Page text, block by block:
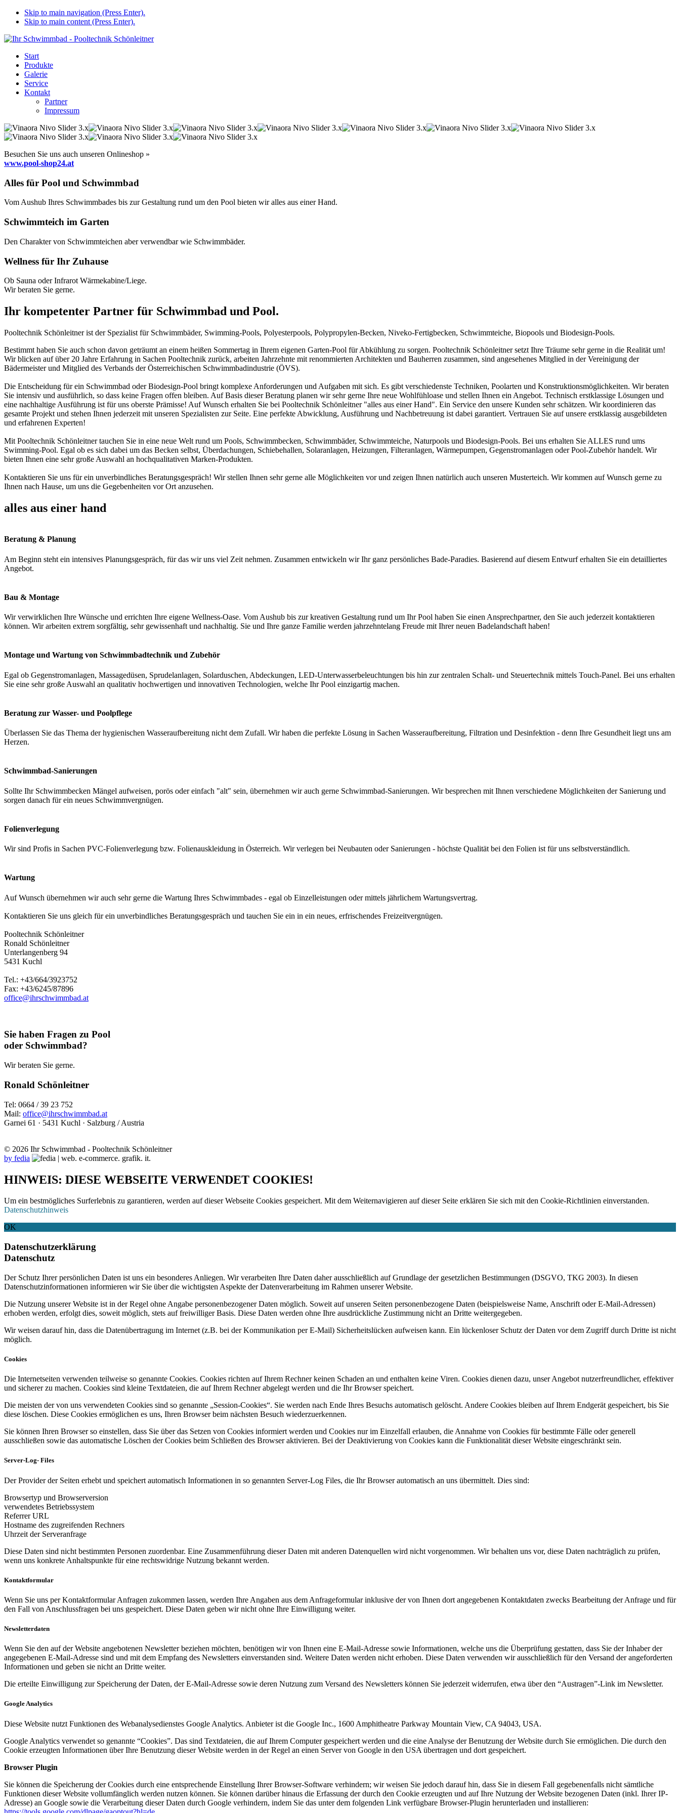
Skip to main navigation (Press Enter).
Skip to main content (Press Enter).
Start
Produkte
Galerie
Service
Kontakt
Partner
Impressum
Besuchen Sie uns auch unseren Onlineshop »
www.pool-shop24.at
Alles für Pool und Schwimmbad
Vom Aushub Ihres Schwimmbades bis zur Gestaltung rund um den Pool bieten wir alles aus einer Hand.
Schwimmteich im Garten
Den Charakter von Schwimmteichen aber verwendbar wie Schwimmbäder.
Wellness für Ihr Zuhause
Ob Sauna oder Infrarot Wärmekabine/Liege.
Wir beraten Sie gerne.
Ihr kompetenter Partner für Schwimmbad und Pool.
Pooltechnik Schönleitner ist der Spezialist für Schwimmbäder, Swimming-Pools, Polyesterpools, Polypropylen-Becken, Niveko-Fertigbecken, Schwimmteiche, Biopools und Biodesign-Pools.
Bestimmt haben Sie auch schon davon geträumt an einem heißen Sommertag in Ihrem eigenen Garten-Pool für Abkühlung zu sorgen. Pooltechnik Schönleitner setzt Ihre Träume sehr gerne in die Realität um!
Wir blicken auf über 20 Jahre Erfahrung in Sachen Pooltechnik zurück, arbeiten Jahrzehnte mit renommierten Architekten und Bauherren zusammen, sind angesehenes Mitglied in der Vereinigung der
Bädermeister und Mitglied des Verbands der Österreichischen Schwimmbadindustrie (ÖVS).
Die Entscheidung für ein Schwimmbad oder Biodesign-Pool bringt komplexe Anforderungen und Aufgaben mit sich. Es gibt verschiedenste Techniken, Poolarten und Konstruktionsmöglichkeiten. Wir beraten
Sie intensiv und ausführlich, so dass keine Fragen offen bleiben. Auf Basis dieser Beratung planen wir sehr gerne Ihre neue Wohlfühloase und stellen Ihnen ein Angebot. Technisch erstklassige Lösungen und
eine nachhaltige Ausführung ist für uns oberste Prämisse! Auf Wunsch erhalten Sie bei Pooltechnik Schönleitner "alles aus einer Hand". Ein Service den unsere Kunden sehr schätzen. Wir koordinieren das
gesamte Projekt und stehen Ihnen jederzeit mit unseren Spezialisten zur Seite. Eine perfekte Abwicklung, Ausführung und Nachbetreuung ist dabei garantiert. Vertrauen Sie auf unsere erstklassig ausgebildeten
und erfahrenen Experten!
Mit Pooltechnik Schönleitner tauchen Sie in eine neue Welt rund um Pools, Schwimmbecken, Schwimmbäder, Schwimmteiche, Naturpools und Biodesign-Pools. Bei uns erhalten Sie ALLES rund ums
Swimming-Pool. Egal ob es sich dabei um das Becken selbst, Überdachungen, Schiebehallen, Solaranlagen, Heizungen, Filteranlagen, Wärmepumpen, Gegenstromanlagen oder Pool-Zubehör handelt. Wir
bieten Ihnen eine sehr große Auswahl an hochqualitativen Marken-Produkten.
Kontaktieren Sie uns für ein unverbindliches Beratungsgespräch! Wir stellen Ihnen sehr gerne alle Möglichkeiten vor und zeigen Ihnen natürlich auch unseren Musterteich. Wir kommen auf Wunsch gerne zu
Ihnen nach Hause, um uns die Gegebenheiten vor Ort anzusehen.
alles aus einer hand
Beratung & Planung
Am Beginn steht ein intensives Planungsgespräch, für das wir uns viel Zeit nehmen. Zusammen entwickeln wir Ihr ganz persönliches Bade-Paradies. Basierend auf diesem Entwurf erhalten Sie ein detailliertes
Angebot.
Bau & Montage
Wir verwirklichen Ihre Wünsche und errichten Ihre eigene Wellness-Oase. Vom Aushub bis zur kreativen Gestaltung rund um Ihr Pool haben Sie einen Ansprechpartner, den Sie auch jederzeit kontaktieren
können. Wir arbeiten extrem sorgfältig, sehr gewissenhaft und nachhaltig. Sie und Ihre ganze Familie werden jahrzehntelang Freude mit Ihrer neuen Badelandschaft haben!
Montage und Wartung von Schwimmbadtechnik und Zubehör
Egal ob Gegenstromanlagen, Massagedüsen, Sprudelanlagen, Solarduschen, Abdeckungen, LED-Unterwasserbeleuchtungen bis hin zur zentralen Schalt- und Steuertechnik mittels Touch-Panel. Bei uns erhalten
Sie eine sehr große Auswahl an qualitativ hochwertigen und innovativen Technologien, welche Ihr Pool einzigartig machen.
Beratung zur Wasser- und Poolpflege
Überlassen Sie das Thema der hygienischen Wasseraufbereitung nicht dem Zufall. Wir haben die perfekte Lösung in Sachen Wasseraufbereitung, Filtration und Desinfektion - denn Ihre Gesundheit liegt uns am
Herzen.
Schwimmbad-Sanierungen
Sollte Ihr Schwimmbecken Mängel aufweisen, porös oder einfach "alt" sein, übernehmen wir auch gerne Schwimmbad-Sanierungen. Wir besprechen mit Ihnen verschiedene Möglichkeiten der Sanierung und
sorgen danach für ein neues Schwimmvergnügen.
Folienverlegung
Wir sind Profis in Sachen PVC-Folienverlegung bzw. Folienauskleidung in Österreich. Wir verlegen bei Neubauten oder Sanierungen - höchste Qualität bei den Folien ist für uns selbstverständlich.
Wartung
Auf Wunsch übernehmen wir auch sehr gerne die Wartung Ihres Schwimmbades - egal ob Einzelleistungen oder mittels jährlichem Wartungsvertrag.
Kontaktieren Sie uns gleich für ein unverbindliches Beratungsgespräch und tauchen Sie ein in ein neues, erfrischendes Freizeitvergnügen.
Pooltechnik Schönleitner
Ronald Schönleitner
Unterlangenberg 94
5431 Kuchl
Tel.: +43/664/3923752
Fax: +43/6245/87896
office@ihrschwimmbad.at
Sie haben Fragen zu Pool
oder Schwimmbad?
Wir beraten Sie gerne.
Ronald Schönleitner
Tel: 0664 / 39 23 752
Mail: office@ihrschwimmbad.at
Garnei 61 · 5431 Kuchl · Salzburg / Austria
© 2026 Ihr Schwimmbad - Pooltechnik Schönleitner
by fedia
HINWEIS: DIESE WEBSEITE VERWENDET COOKIES!
Um ein bestmögliches Surferlebnis zu garantieren, werden auf dieser Webseite Cookies gespeichert. Mit dem Weiternavigieren auf dieser Seite erklären Sie sich mit den Cookie-Richtlinien einverstanden.
Datenschutzhinweis
OK
Datenschutzerklärung
Datenschutz
Der Schutz Ihrer persönlichen Daten ist uns ein besonderes Anliegen. Wir verarbeiten Ihre Daten daher ausschließlich auf Grundlage der gesetzlichen Bestimmungen (DSGVO, TKG 2003). In diesen
Datenschutzinformationen informieren wir Sie über die wichtigsten Aspekte der Datenverarbeitung im Rahmen unserer Website.
Die Nutzung unserer Website ist in der Regel ohne Angabe personenbezogener Daten möglich. Soweit auf unseren Seiten personenbezogene Daten (beispielsweise Name, Anschrift oder E-Mail-Adressen)
erhoben werden, erfolgt dies, soweit möglich, stets auf freiwilliger Basis. Diese Daten werden ohne Ihre ausdrückliche Zustimmung nicht an Dritte weitergegeben.
Wir weisen darauf hin, dass die Datenübertragung im Internet (z.B. bei der Kommunikation per E-Mail) Sicherheitslücken aufweisen kann. Ein lückenloser Schutz der Daten vor dem Zugriff durch Dritte ist nicht
möglich.
Cookies
Die Internetseiten verwenden teilweise so genannte Cookies. Cookies richten auf Ihrem Rechner keinen Schaden an und enthalten keine Viren. Cookies dienen dazu, unser Angebot nutzerfreundlicher, effektiver
und sicherer zu machen. Cookies sind kleine Textdateien, die auf Ihrem Rechner abgelegt werden und die Ihr Browser speichert.
Die meisten der von uns verwendeten Cookies sind so genannte „Session-Cookies“. Sie werden nach Ende Ihres Besuchs automatisch gelöscht. Andere Cookies bleiben auf Ihrem Endgerät gespeichert, bis Sie
diese löschen. Diese Cookies ermöglichen es uns, Ihren Browser beim nächsten Besuch wiederzuerkennen.
Sie können Ihren Browser so einstellen, dass Sie über das Setzen von Cookies informiert werden und Cookies nur im Einzelfall erlauben, die Annahme von Cookies für bestimmte Fälle oder generell
ausschließen sowie das automatische Löschen der Cookies beim Schließen des Browser aktivieren. Bei der Deaktivierung von Cookies kann die Funktionalität dieser Website eingeschränkt sein.
Server-Log- Files
Der Provider der Seiten erhebt und speichert automatisch Informationen in so genannten Server-Log Files, die Ihr Browser automatisch an uns übermittelt. Dies sind:
Browsertyp und Browserversion
verwendetes Betriebssystem
Referrer URL
Hostname des zugreifenden Rechners
Uhrzeit der Serveranfrage
Diese Daten sind nicht bestimmten Personen zuordenbar. Eine Zusammenführung dieser Daten mit anderen Datenquellen wird nicht vorgenommen. Wir behalten uns vor, diese Daten nachträglich zu prüfen,
wenn uns konkrete Anhaltspunkte für eine rechtswidrige Nutzung bekannt werden.
Kontaktformular
Wenn Sie uns per Kontaktformular Anfragen zukommen lassen, werden Ihre Angaben aus dem Anfrageformular inklusive der von Ihnen dort angegebenen Kontaktdaten zwecks Bearbeitung der Anfrage und für
den Fall von Anschlussfragen bei uns gespeichert. Diese Daten geben wir nicht ohne Ihre Einwilligung weiter.
Newsletterdaten
Wenn Sie den auf der Website angebotenen Newsletter beziehen möchten, benötigen wir von Ihnen eine E-Mail-Adresse sowie Informationen, welche uns die Überprüfung gestatten, dass Sie der Inhaber der
angegebenen E-Mail-Adresse sind und mit dem Empfang des Newsletters einverstanden sind. Weitere Daten werden nicht erhoben. Diese Daten verwenden wir ausschließlich für den Versand der angeforderten
Informationen und geben sie nicht an Dritte weiter.
Die erteilte Einwilligung zur Speicherung der Daten, der E-Mail-Adresse sowie deren Nutzung zum Versand des Newsletters können Sie jederzeit widerrufen, etwa über den “Austragen”-Link im Newsletter.
Google Analytics
Diese Website nutzt Funktionen des Webanalysedienstes Google Analytics. Anbieter ist die Google Inc., 1600 Amphitheatre Parkway Mountain View, CA 94043, USA.
Google Analytics verwendet so genannte “Cookies”. Das sind Textdateien, die auf Ihrem Computer gespeichert werden und die eine Analyse der Benutzung der Website durch Sie ermöglichen. Die durch den
Cookie erzeugten Informationen über Ihre Benutzung dieser Website werden in der Regel an einen Server von Google in den USA übertragen und dort gespeichert.
Browser Plugin
Sie können die Speicherung der Cookies durch eine entsprechende Einstellung Ihrer Browser-Software verhindern; wir weisen Sie jedoch darauf hin, dass Sie in diesem Fall gegebenenfalls nicht sämtliche
Funktionen dieser Website vollumfänglich werden nutzen können. Sie können darüber hinaus die Erfassung der durch den Cookie erzeugten und auf Ihre Nutzung der Website bezogenen Daten (inkl. Ihrer IP-
Adresse) an Google sowie die Verarbeitung dieser Daten durch Google verhindern, indem Sie das unter dem folgenden Link verfügbare Browser-Plugin herunterladen und installieren: